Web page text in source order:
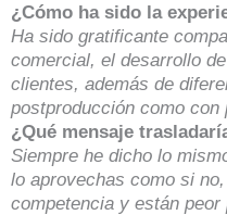
¿Cómo ha sido la
Ha sido gratificante
comercial, el desarrollo
clientes, además de
postproducción como con
¿Qué mensaje
Siempre he dicho lo
lo aprovechas como si
competencia y están